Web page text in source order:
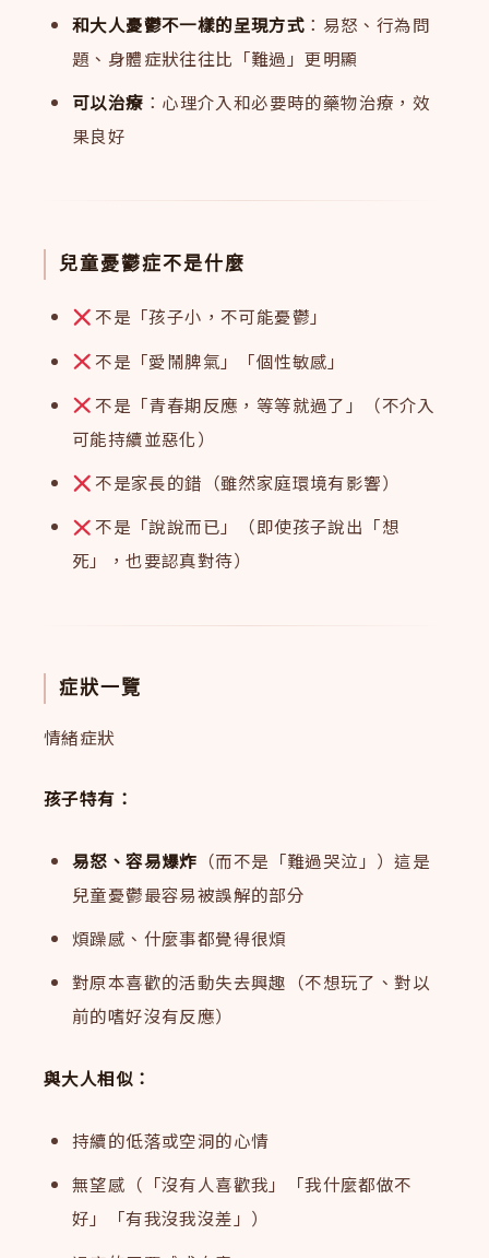
和大人憂鬱不一樣的呈現方式 ：易怒、行為問
題、身體症狀往往比「難過」更明顯
可以治療 ：心理介入和必要時的藥物治療，效
果良好
兒童憂鬱症不是什麼
不是「孩子小，不可能憂鬱」
不是「愛鬧脾氣」「個性敏感」
不是「青春期反應，等等就過了」（不介入
可能持續並惡化）
不是家長的錯（雖然家庭環境有影響）
不是「說說而已」（即使孩子說出「想
死」，也要認真對待）
症狀一覽
情緒症狀
孩子特有：
易怒、容易爆炸 （而不是「難過哭泣」）這是
兒童憂鬱最容易被誤解的部分
煩躁感、什麼事都覺得很煩
對原本喜歡的活動失去興趣（不想玩了、對以
前的嗜好沒有反應）
與大人相似：
持續的低落或空洞的心情
無望感（「沒有人喜歡我」「我什麼都做不
好」「有我沒我沒差」）